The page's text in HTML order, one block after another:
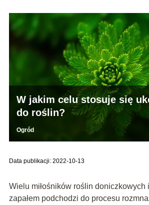
W jakim celu stosuje się
do roślin?
Ogród
Data publikacji: 2022-10-13
Wielu miłośników roślin doniczkowych
zapałem podchodzi do procesu